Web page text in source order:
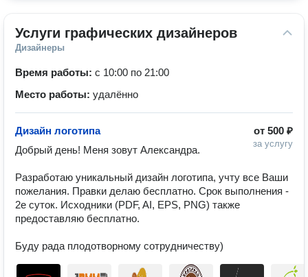
Услуги графических дизайнеров
Дизайнеры
Время работы: с 10:00 по 21:00
Место работы: удалённо
от 500 ₽
за услугу
Дизайн логотипа
Добрый день! Меня зовут Александра.
Разработаю уникальный дизайн логотипа, учту все Ваши
пожелания. Правки делаю бесплатно. Срок выполнения -
2е суток. Исходники (PDF, AI, EPS, PNG) также
предоставляю бесплатно.
Буду рада плодотворному сотрудничеству)